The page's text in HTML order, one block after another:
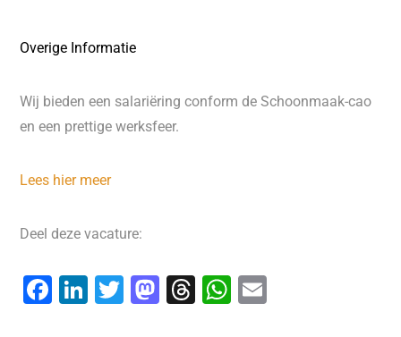
Overige Informatie
Wij bieden een salariëring conform de Schoonmaak-cao
en een prettige werksfeer.
Lees hier meer
Deel deze vacature:
F
Li T
M T
W